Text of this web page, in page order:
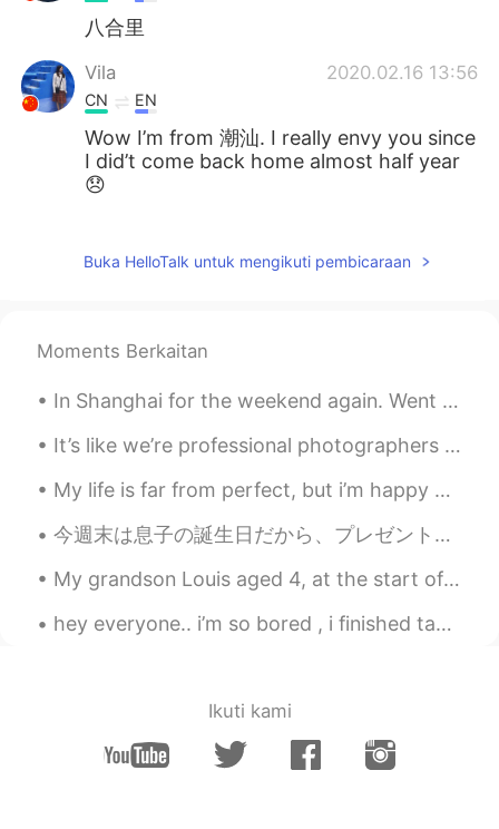
八合里
Vila 2020.02.16 13:56
CN EN
Wow I’m from 潮汕. I really envy you since
I did’t come back home almost half year
😞
CN FR
被HT censor？…🙈
Burger Queen 2020.02.13 15:03
感觉我说英语像在演戏呵呵呵呵呵呵呵好做
作呵呵呵呵呵
Miko 2020.02.13 09:56
CN EN
笑死我了😂😂故事情节跌宕起伏，引人入
胜，给你打9分，还有一分怕你太骄傲
想起小学的时候老师让写寒假日记
Willow 양류 2020.02.13 07:56
Buka HelloTalk untuk mengikuti pembicaraan
Moments Berkaitan
In Shanghai for the weekend again. Went to Longhua temple today with the help of a very good Shan...
It’s like we’re professional photographers 😯📸 But we’re not 👽 Happy late children’s day! 👶🏻 ever...
My life is far from perfect, but i’m happy with what i have, and working hard to get where i want...
今週末は息子の誕生日だから、プレゼントで新しい自転車を買った This weekend is my sons birthday, so I bought him a new bicycle as...
My grandson Louis aged 4, at the start of a new term at his new school. In England children go to...
hey everyone.. i’m so bored , i finished taking a walk outside! i’m so tired 😭 it’s so sunny toda...
Ikuti kami